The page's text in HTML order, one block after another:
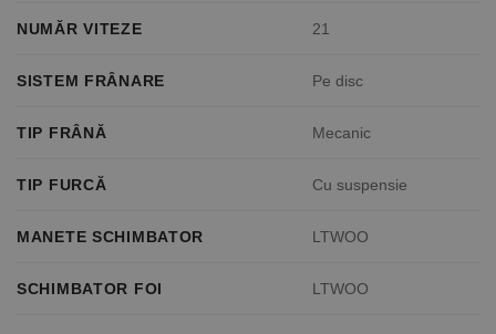
NUMĂR VITEZE 21
SISTEM FRÂNARE Pe disc
TIP FRÂNĂ Mecanic
TIP FURCĂ Cu suspensie
MANETE SCHIMBATOR LTWOO
SCHIMBATOR FOI LTWOO